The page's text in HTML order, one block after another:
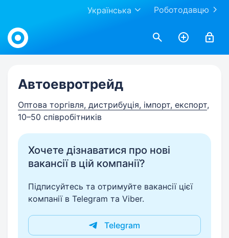
Роботодавцю
Українська
Work.ua
Автоевротрейд
Оптова торгівля, дистрибуція, імпорт, експорт,
10–50 співробітників
Хочете дізнаватися про нові
вакансії в цій компанії?
Підписуйтесь та отримуйте вакансії цієї
компанії в Telegram та Viber.
Telegram